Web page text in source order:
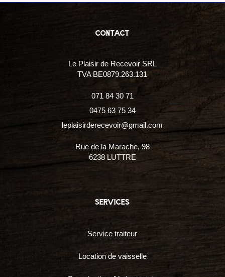
contact
Le Plaisir de Recevoir SRL
TVA BE0879.263.131
071 84 30 71
0475 63 75 34
leplaisirderecevoir@gmail.com
Rue de la Marache, 98
6238 LUTTRE
services
Service traiteur
Location de vaisselle